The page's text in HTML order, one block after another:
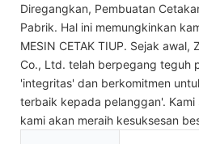
Diregangkan, Pembuatan
Pabrik. Hal ini memungkinkan
MESIN CETAK TIUP. Sejak
Co., Ltd. telah berpegang teguh
'integritas' dan berkomitmen
terbaik kepada pelanggan'.
kami akan meraih kesuksesan